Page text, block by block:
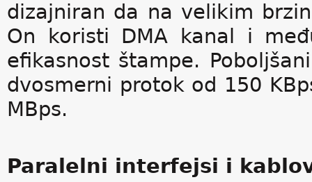
dizajniran da na velikim
On koristi DMA kanal i
efikasnost štampe.
dvosmerni protok od 150
MBps.
Paralelni interfejsi i